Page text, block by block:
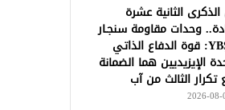
الثانية عشرة
وحدات مقاومة سنجـار
الـ YBŞ: قوة الدفاع الذاتي
الإيزيديين هما الضمانة
تكرار الثالث من آب
2026-08-